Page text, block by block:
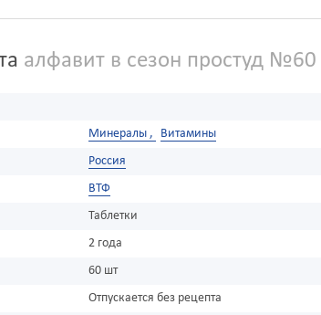
алфавит в сезон простуд №60
Минералы ,
Витамины
Россия
ВТФ
Таблетки
2 года
60 шт
Отпускается без рецепта